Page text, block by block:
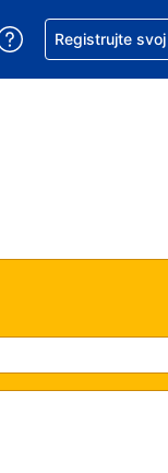
Vaša trenutna
jezik. Vaš
Zatražite
Registrujte